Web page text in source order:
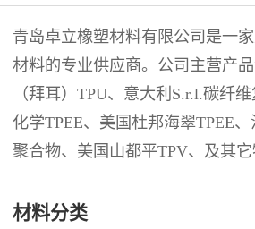
青岛卓立橡塑材料有限公司是一
材料的专业供应商。公司主营产
（拜耳）TPU、意大利S.r.l.碳纤
化学TPEE、美国杜邦海翠TPEE
聚合物、美国山都平TPV、及其
材料分类